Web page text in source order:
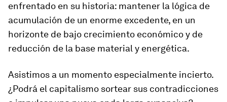
enfrentado en su historia: mantener la lógica de
acumulación de un enorme excedente, en un
horizonte de bajo crecimiento económico y de
reducción de la base material y energética.
Asistimos a un momento especialmente incierto.
¿Podrá el capitalismo sortear sus contradicciones